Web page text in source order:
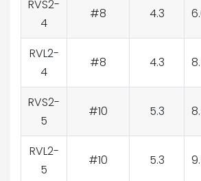
RVS2-
4
#8 4.3
RVL2-
4
#8 4.3
RVS2-
5
#10 5.3
RVL2-
5
#10 5.3